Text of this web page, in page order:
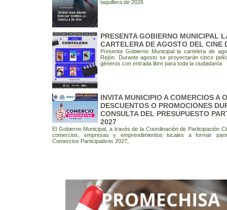
taquillera de 2026
PRESENTA GOBIERNO MUNICIPAL
CARTELERA DE AGOSTO DEL CINE
Presenta Gobierno Municipal la cartelera de
Rejón. Durante agosto se proyectarán cinco
géneros con entrada libre para toda la ciudadanía
INVITA MUNICIPIO A COMERCIOS A
DESCUENTOS O PROMOCIONES
CONSULTA DEL PRESUPUESTO
2027
El Gobierno Municipal, a través de la Coordinación de Participación
comercios, empresas y emprendimientos locales a formar
Comercios Participativos 2027,